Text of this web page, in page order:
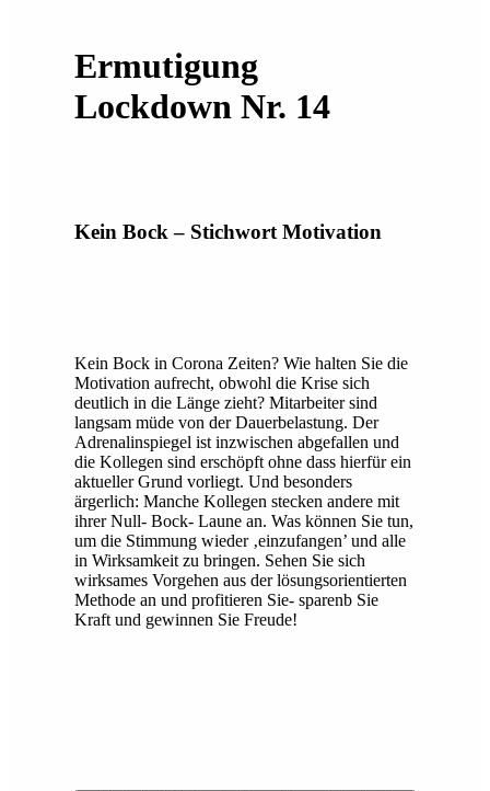
Ermutigung
Lockdown Nr. 14
Kein Bock – Stichwort Motivation
Kein Bock in Corona Zeiten? Wie halten Sie die
Motivation aufrecht, obwohl die Krise sich
deutlich in die Länge zieht? Mitarbeiter sind
langsam müde von der Dauerbelastung. Der
Adrenalinspiegel ist inzwischen abgefallen und
die Kollegen sind erschöpft ohne dass hierfür ein
aktueller Grund vorliegt. Und besonders
ärgerlich: Manche Kollegen stecken andere mit
ihrer Null- Bock- Laune an. Was können Sie tun,
um die Stimmung wieder ‚einzufangen’ und alle
in Wirksamkeit zu bringen. Sehen Sie sich
wirksames Vorgehen aus der lösungsorientierten
Methode an und profitieren Sie- sparenb Sie
Kraft und gewinnen Sie Freude!